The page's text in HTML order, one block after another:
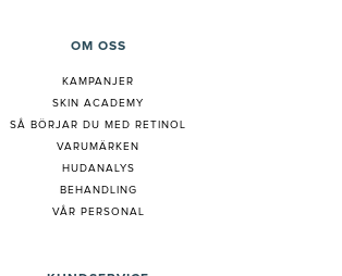
OM OSS
KAMPANJER
SKIN ACADEMY
SÅ BÖRJAR DU MED RETINOL
VARUMÄRKEN
HUDANALYS
BEHANDLING
VÅR PERSONAL